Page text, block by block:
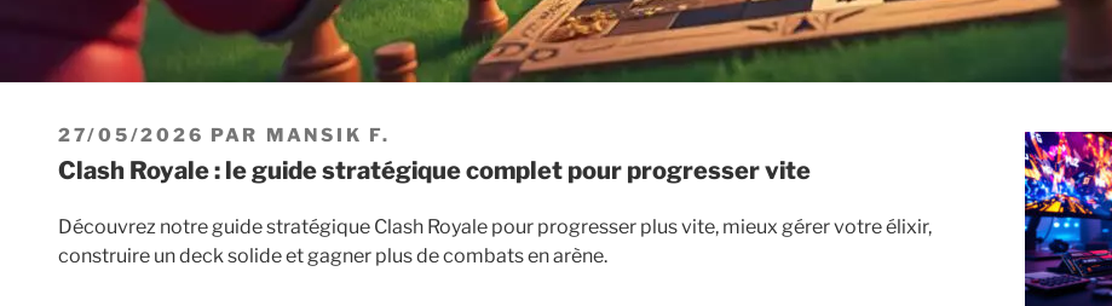
PUBLIÉ
LE
27/05/2026 PAR MANSIK F.
Clash Royale : le guide stratégique complet pour progresser vite
Découvrez notre guide stratégique Clash Royale pour progresser plus vite, mieux gérer votre élixir,
construire un deck solide et gagner plus de combats en arène.